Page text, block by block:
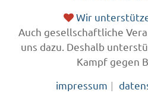
Wir
Auch gesellschaftliche
uns dazu. Deshalb
Kampf gegen
impressum